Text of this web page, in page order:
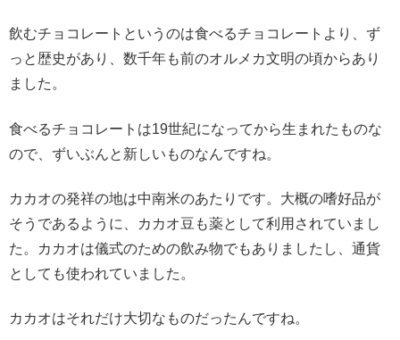
飲むチョコレートというのは食べるチョコレートより、ず
っと歴史があり、数千年も前のオルメカ文明の頃からあり
ました。
食べるチョコレートは19世紀になってから生まれたものな
ので、ずいぶんと新しいものなんですね。
カカオの発祥の地は中南米のあたりです。大概の嗜好品が
そうであるように、カカオ豆も薬として利用されていまし
た。カカオは儀式のための飲み物でもありましたし、通貨
としても使われていました。
カカオはそれだけ大切なものだったんですね。